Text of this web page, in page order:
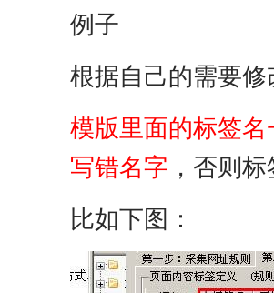
例子
根据自己的需要修
模版里面的标签
写错名字 ，否则
比如下图：